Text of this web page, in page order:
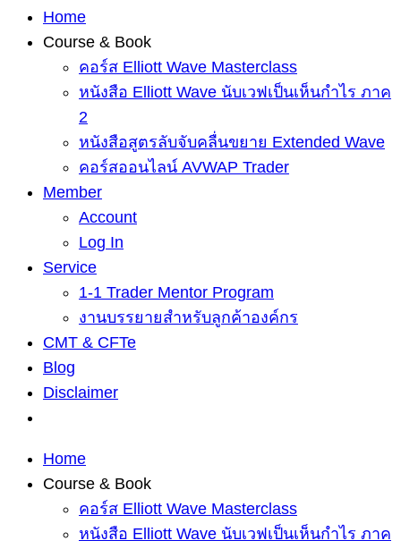
Home
Course & Book
คอร์ส Elliott Wave Masterclass
หนังสือ Elliott Wave นับเวฟเป็นเห็นกำไร ภาค
2
หนังสือสูตรลับจับคลื่นขยาย Extended Wave
คอร์สออนไลน์ AVWAP Trader
Member
Account
Log In
Service
1-1 Trader Mentor Program
งานบรรยายสำหรับลูกค้าองค์กร
CMT & CFTe
Blog
Disclaimer
Home
Course & Book
คอร์ส Elliott Wave Masterclass
หนังสือ Elliott Wave นับเวฟเป็นเห็นกำไร ภาค